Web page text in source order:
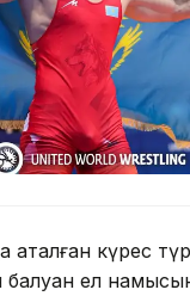
аталған күрес
балуан ел